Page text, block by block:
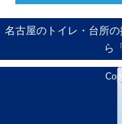
名古屋のトイレ・台所
ら